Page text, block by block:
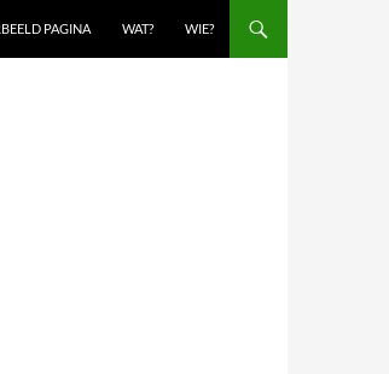
PAGINA WAT? WIE?